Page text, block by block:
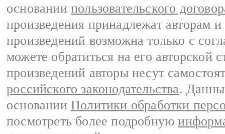
основании пользовательского
произведения принадлежат авторам
произведений возможна только с
можете обратиться на его авторской
произведений авторы несут
российского законодательства.
основании Политики обработки
посмотреть более подробную